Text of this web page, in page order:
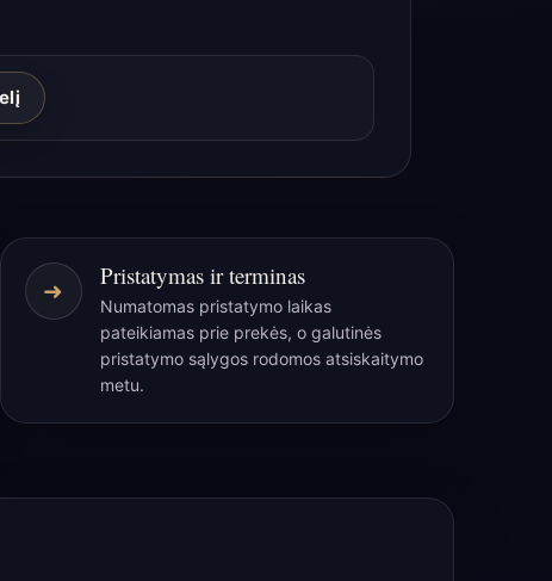
➜
Pristatymas ir terminas
Numatomas pristatymo laikas
pateikiamas prie prekės, o galutinės
pristatymo sąlygos rodomos atsiskaitymo
metu.